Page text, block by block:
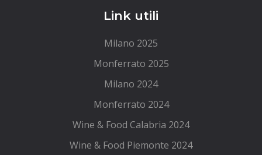
Link utili
Milano 2025
Monferrato 2025
Milano 2024
Monferrato 2024
Wine & Food Calabria 2024
Wine & Food Piemonte 2024